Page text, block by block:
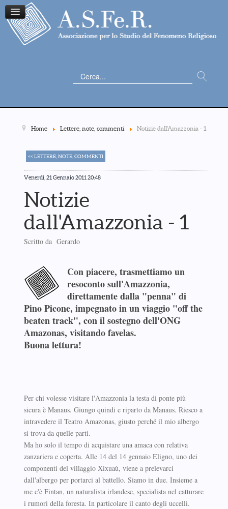
Cerca...
Home Lettere, note, commenti Notizie dall'Amazzonia - 1
<< LETTERE, NOTE, COMMENTI
Venerdì, 21 Gennaio 2011 20:48
Notizie
dall'Amazzonia - 1
Scritto da Gerardo
Con piacere, trasmettiamo un
resoconto sull'Amazzonia,
direttamente dalla "penna" di
Pino Picone, impegnato in un viaggio "off the
beaten track", con il sostegno dell'ONG
Amazonas, visitando favelas.
Buona lettura!
Per chi volesse visitare l'Amazzonia la testa di ponte più
sicura è Manaus. Giungo quindi e riparto da Manaus. Riesco a
intravedere il Teatro Amazonas, giusto perché il mio albergo
si trova da quelle parti.
Ma ho solo il tempo di acquistare una amaca con relativa
zanzariera e coperta. Alle 14 del 14 gennaio Eligno, uno dei
componenti del villaggio Xixuaù, viene a prelevarci
dall'albergo per portarci al battello. Siamo in due. Insieme a
me c'è Fintan, un naturalista irlandese, specialista nel catturare
i rumori della foresta. In particolare il canto degli uccelli.